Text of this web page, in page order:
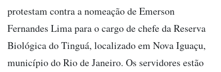
protestam contra a nomeação de Emerson
Fernandes Lima para o cargo de chefe da Reserva
Biológica do Tinguá, localizado em Nova Iguaçu,
município do Rio de Janeiro. Os servidores estão